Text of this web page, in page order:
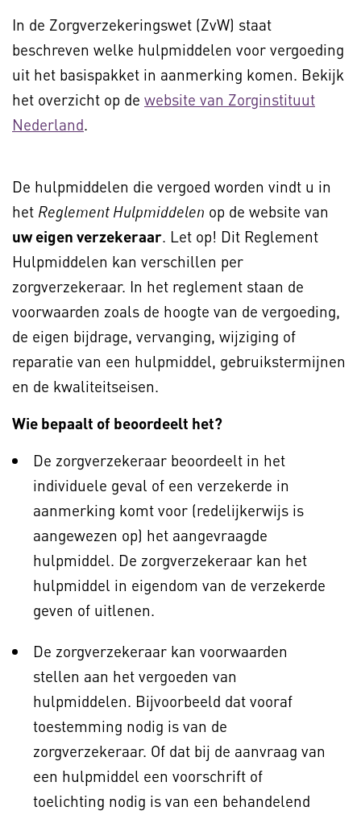
In de Zorgverzekeringswet (ZvW) staat
beschreven welke hulpmiddelen voor vergoeding
uit het basispakket in aanmerking komen. Bekijk
het overzicht op de website van Zorginstituut
Nederland.
De hulpmiddelen die vergoed worden vindt u in
het Reglement Hulpmiddelen op de website van
uw eigen verzekeraar. Let op! Dit Reglement
Hulpmiddelen kan verschillen per
zorgverzekeraar. In het reglement staan de
voorwaarden zoals de hoogte van de vergoeding,
de eigen bijdrage, vervanging, wijziging of
reparatie van een hulpmiddel, gebruikstermijnen
en de kwaliteitseisen.
Wie bepaalt of beoordeelt het?
De zorgverzekeraar beoordeelt in het
individuele geval of een verzekerde in
aanmerking komt voor (redelijkerwijs is
aangewezen op) het aangevraagde
hulpmiddel. De zorgverzekeraar kan het
hulpmiddel in eigendom van de verzekerde
geven of uitlenen.
De zorgverzekeraar kan voorwaarden
stellen aan het vergoeden van
hulpmiddelen. Bijvoorbeeld dat vooraf
toestemming nodig is van de
zorgverzekeraar. Of dat bij de aanvraag van
een hulpmiddel een voorschrift of
toelichting nodig is van een behandelend